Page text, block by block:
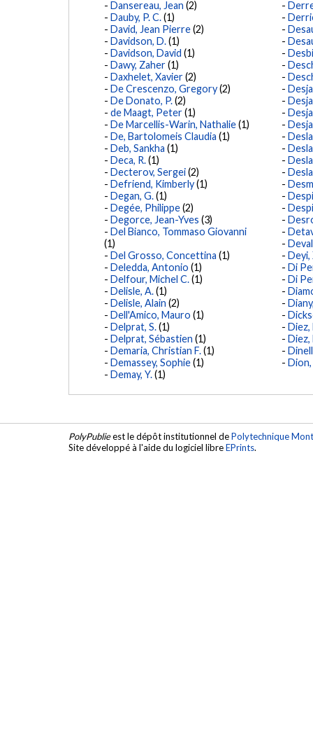
Dansereau, Jean (2)
Dauby, P. C.(1)
David, Jean Pierre(2)
Davidson, D.(1)
Davidson, David (1)
Dawy, Zaher(1)
Daxhelet, Xavier(2)
De Crescenzo, Gregory(2)
De Donato, P.(2)
de Maagt, Peter(1)
De Marcellis-Warin, Nathalie(1)
De, Bartolomeis Claudia (1)
Deb, Sankha (1)
Deca, R.(1)
Decterov, Sergei(2)
Defriend, Kimberly(1)
Degan, G.(1)
Degée, Philippe(2)
Degorce, Jean-Yves (3)
Del Bianco, Tommaso Giovanni
(1)
Del Grosso, Concettina (1)
Deledda, Antonio (1)
Delfour, Michel C.(1)
Delisle, A.(1)
Delisle, Alain (2)
Dell'Amico, Mauro (1)
Delprat, S.(1)
Delprat, Sébastien (1)
Demaria, Christian F.(1)
Demassey, Sophie(1)
Demay, Y.(1)
Deyi,
Di
Di
Diez,
Diez,
PolyPublieest le dépôt institutionnel dePolytechnique
Site développé à l'aide du logiciel libreEPrints.